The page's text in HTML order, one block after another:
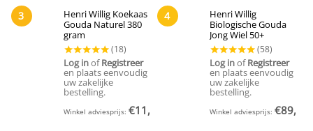
3
Henri Willig Koekaas
Gouda Naturel 380
gram
Log inofRegistreer
en plaats eenvoudig
uw zakelijke
bestelling.
Winkel adviesprijs: €11,95
4
Henri Willig
Biologische Gouda
Jong Wiel 50+
Log inofRegistreer
en plaats eenvoudig
uw zakelijke
bestelling.
Winkel adviesprijs: €89,95